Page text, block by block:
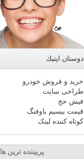
دوستان اپتیك
خرید و فروش خودرو
طراحی سایت
فیش حج
قیمت بیسیم باوفنگ
کوتاه کننده لینک
پربیننده ترین ها